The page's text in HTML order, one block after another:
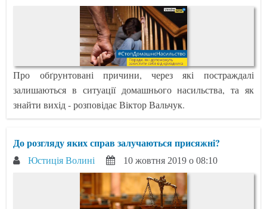
Про обґрунтовані причини, через які постраждалі
залишаються в ситуації домашнього насильства, та як
знайти вихід - розповідає Віктор Вальчук.
До розгляду яких справ залучаються присяжні?
Юстиція Волині 10 жовтня 2019 о 08:10